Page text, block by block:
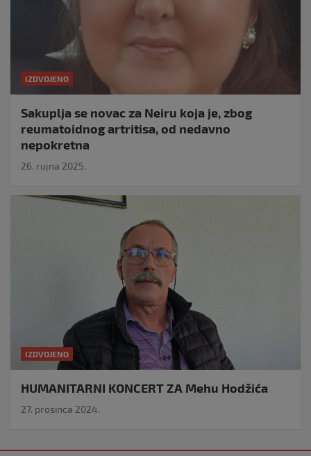
IZDVOJENO
Sakuplja se novac za Neiru koja je, zbog
reumatoidnog artritisa, od nedavno
nepokretna
26. rujna 2025.
IZDVOJENO
HUMANITARNI KONCERT ZA Mehu Hodžića
27. prosinca 2024.